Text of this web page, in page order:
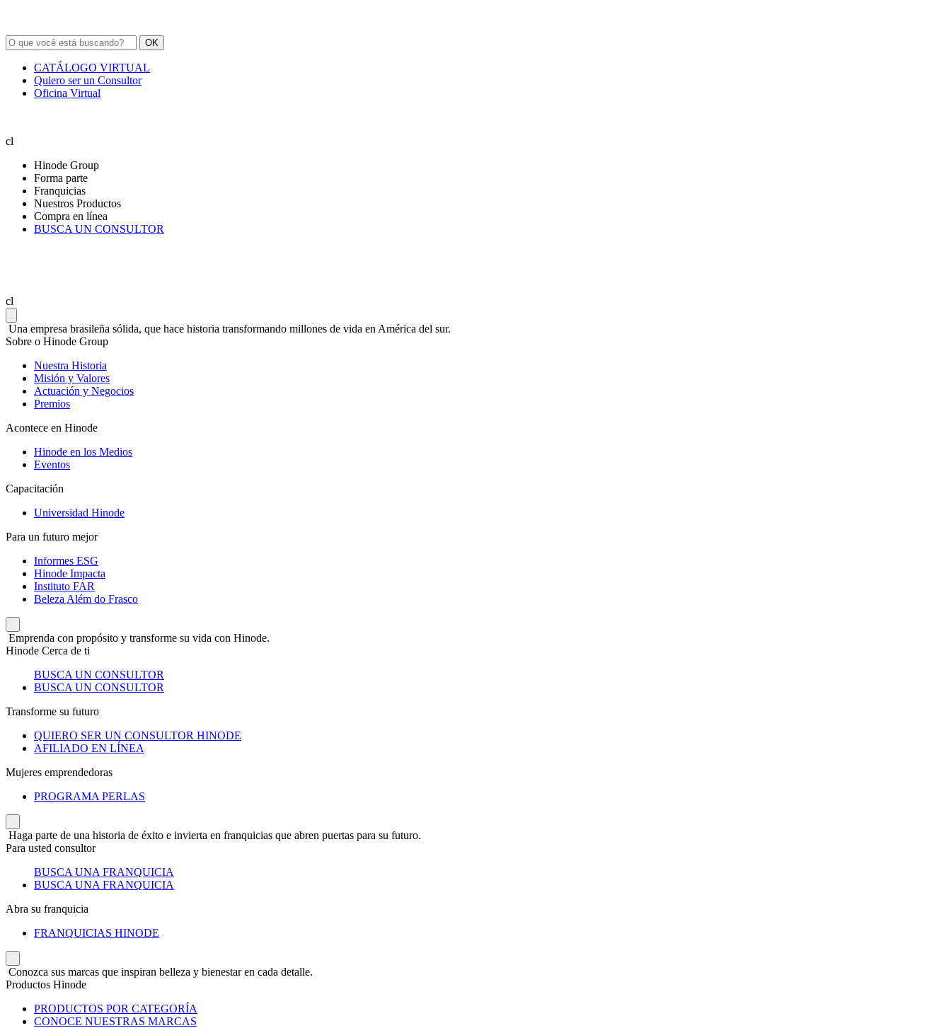
OK
CATÁLOGO VIRTUAL
Quiero ser un Consultor
Oficina Virtual
cl
Hinode Group
Forma parte
Franquicias
Nuestros Productos
Compra en línea
BUSCA UN CONSULTOR
cl
Una empresa brasileña sólida, que hace historia transformando millones de vida en América del sur.
Sobre o Hinode Group
Nuestra Historia
Misión y Valores
Actuación y Negocios
Premios
Acontece en Hinode
Hinode en los Medios
Eventos
Capacitación
Universidad Hinode
Para un futuro mejor
Informes ESG
Hinode Impacta
Instituto FAR
Beleza Além do Frasco
Emprenda con propósito y transforme su vida con Hinode.
Hinode Cerca de ti
BUSCA UN CONSULTOR
BUSCA UN CONSULTOR
Transforme su futuro
QUIERO SER UN CONSULTOR HINODE
AFILIADO EN LÍNEA
Mujeres emprendedoras
PROGRAMA PERLAS
Haga parte de una historia de éxito e invierta en franquicias que abren puertas para su futuro.
Para usted consultor
BUSCA UNA FRANQUICIA
BUSCA UNA FRANQUICIA
Abra su franquicia
FRANQUICIAS HINODE
Conozca sus marcas que inspiran belleza y bienestar en cada detalle.
Productos Hinode
PRODUCTOS POR CATEGORÍA
CONOCE NUESTRAS MARCAS